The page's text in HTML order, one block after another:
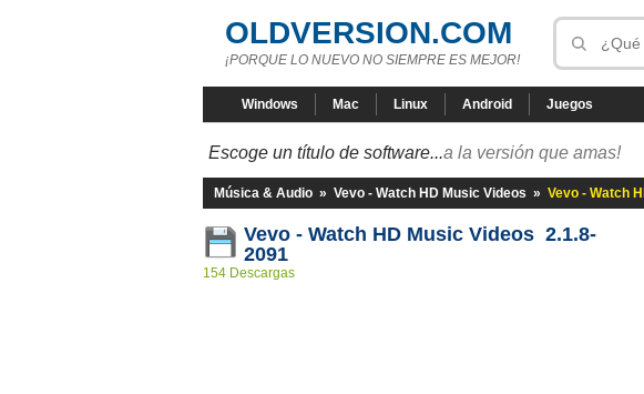
OLDVERSION.COM
¡PORQUE LO NUEVO NO SIEMPRE ES MEJOR!
Windows Mac Linux Android Juegos
Escoge un título de software...a la versión que amas!
Música & Audio » Vevo - Watch HD Music Videos » Vevo - Watch
Vevo - Watch HD Music Videos 2.1.8-
2091
154 Descargas